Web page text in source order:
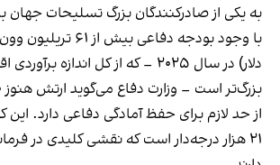
به یکی از صادرکنندگان بزرگ تسلیحات جهان
دلار) در سال ۲۰۲۵ – که از کل اندازه
از حد لازم برای حفظ آمادگی دفاعی دارد.
۲۱ هزار درجه‌دار است که نقشی کلیدی در